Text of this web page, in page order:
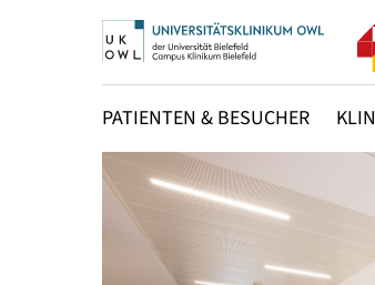
PATIENTEN & BESUCHER